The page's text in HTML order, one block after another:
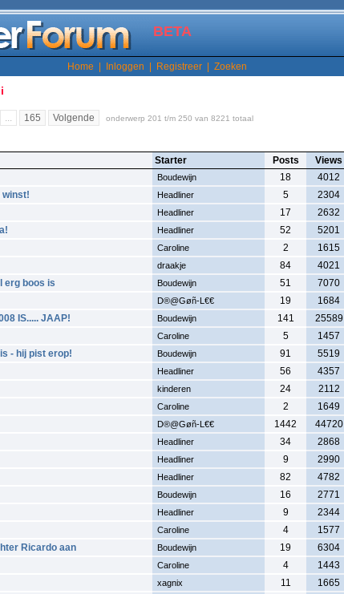
BETA
Home Inloggen Registreer Zoeken
... 165 Volgende onderwerp 201 t/m 250 van 8221 totaal
Starter Posts Views
Boudewijn 18 4012
winst! Headliner 5 2304
Headliner 17 2632
Headliner 52 5201
Caroline 2 1615
draakje 84 4021
erg boos is Boudewijn 51 7070
D®@Gøñ-L€€ 19 1684
IS..... JAAP! Boudewijn 141 25589
Caroline 5 1457
- hij pist erop! Boudewijn 91 5519
Headliner 56 4357
kinderen 24 2112
Caroline 2 1649
D®@Gøñ-L€€ 1442 44720
Headliner 34 2868
Headliner 9 2990
Headliner 82 4782
Boudewijn 16 2771
Headliner 9 2344
Caroline 4 1577
Ricardo aan Boudewijn 19 6304
Caroline 4 1443
xagnix 11 1665